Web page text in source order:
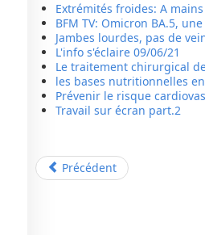
Extrémités froides: A
BFM TV: Omicron BA.5,
Jambes lourdes, pas de
L'info s'éclaire 09/06/21
Le traitement chirurgical
les bases nutritionnelles
Prévenir le risque
Travail sur écran part.2
Précédent